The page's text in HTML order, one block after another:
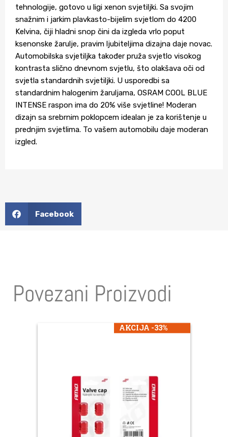
tehnologije, gotovo u ligi xenon svjetiljki. Sa svojim
snažnim i jarkim plavkasto-bijelim svjetlom do 4200
Kelvina, čiji hladni snop čini da izgleda vrlo poput
ksenonske žarulje, pravim ljubiteljima dizajna daje novac.
Automobilska svjetiljka također pruža svjetlo visokog
kontrasta slično dnevnom svjetlu, što olakšava oči od
svjetla standardnih svjetiljki. U usporedbi sa
standardnim halogenim žaruljama, OSRAM COOL BLUE
INTENSE raspon ima do 20% više svjetline! Moderan
dizajn sa srebrnim poklopcem idealan je za korištenje u
prednjim svjetlima. To vašem automobilu daje moderan
izgled.
Facebook
Povezani Proizvodi
AKCIJA -33%